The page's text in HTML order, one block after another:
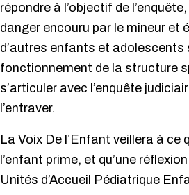
répondre à l’objectif de
danger encouru par le mineur et
d’autres enfants et adolescents
fonctionnement de la structure
s’articuler avec l’enquête
l’entraver.
La Voix De l’Enfant veillera à ce
l’enfant prime, et qu’une
Unités d’Accueil Pédiatrique